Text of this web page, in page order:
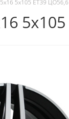
5x105 ET39